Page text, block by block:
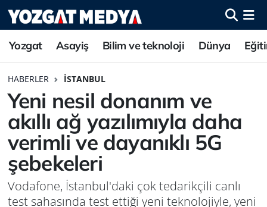
Yozgat Asayiş Bilim ve teknoloji Dünya
HABERLER İSTANBUL
Yeni nesil donanım ve
akıllı ağ yazılımıyla daha
verimli ve dayanıklı 5G
şebekeleri
Vodafone, İstanbul'daki çok tedarikçili canlı
test sahasında test ettiği yeni teknolojiyle, yeni